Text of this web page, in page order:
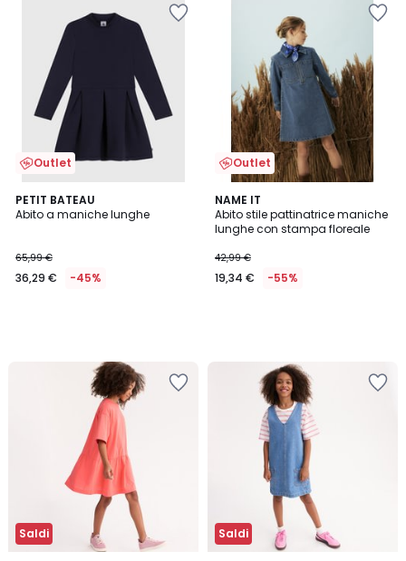
Outlet
PETIT BATEAU
Abito a maniche lunghe
65,99 €
36,29 € -45%
Outlet
NAME IT
Abito stile pattinatrice maniche
lunghe con stampa floreale
42,99 €
19,34 € -55%
Saldi Saldi